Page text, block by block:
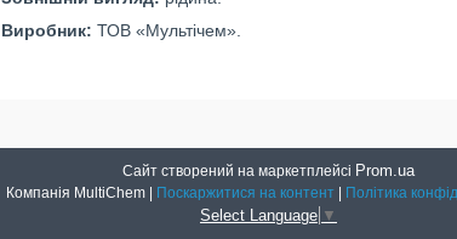
Виробник: ТОВ «Мультічем».
Сайт створений на маркетплейсі Prom.ua
Поскаржитися на контент Політика
Select Language ▼